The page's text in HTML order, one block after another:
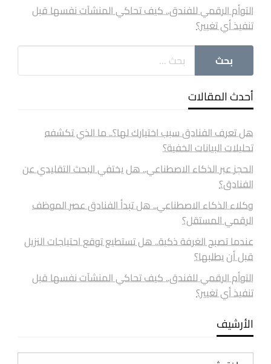
التوأم الرقمي للفندق.. كيف تحاكي المنشآت نفسها قبل
تنفيذ أي تغيير؟
أحدث المقالات
هل تعرف الفنادق سبب اختيارك لها؟.. ما الذي تكشفه
تحليلات البيانات الخفية؟
الحجز عبر الذكاء الاصطناعي.. هل يختفي البحث التقليدي عن
الفنادق؟
وكلاء الذكاء الاصطناعي.. هل تبدأ الفنادق عصر الموظف
الرقمي المستقل؟
عندما تصبح الغرفة ذكية.. هل تستطيع توقع احتياجات النزيل
قبل أن يطلبها؟
التوأم الرقمي للفندق.. كيف تحاكي المنشآت نفسها قبل
تنفيذ أي تغيير؟
الأرشيف
الأرشيف